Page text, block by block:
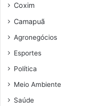
Coxim
Camapuã
Agronegócios
Esportes
Política
Meio Ambiente
Saúde